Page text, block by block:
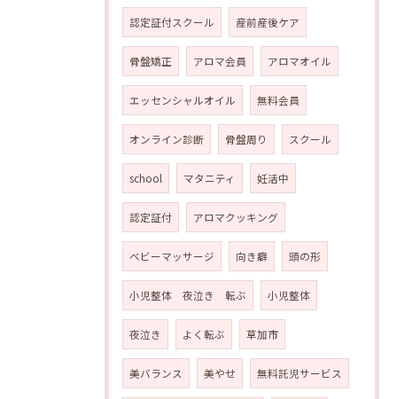
認定証付スクール 産前産後ケア
骨盤矯正 アロマ会員 アロマオイル
エッセンシャルオイル 無料会員
オンライン診断 骨盤周り スクール
school マタニティ 妊活中
認定証付 アロマクッキング
ベビーマッサージ 向き癖 頭の形
小児整体 夜泣き 転ぶ 小児整体
夜泣き よく転ぶ 草加市
美バランス 美やせ 無料託児サービス